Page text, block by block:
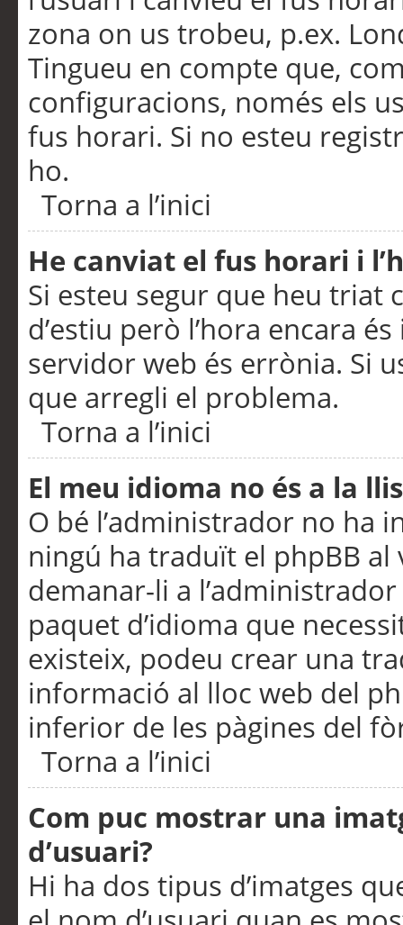
zona on us trobeu, p.ex.
Tingueu en compte que,
configuracions, només els
fus horari. Si no esteu
ho.
Torna a l’inici
He canviat el fus horari i
Si esteu segur que heu triat
d’estiu però l’hora encara
servidor web és errònia. Si
que arregli el problema.
Torna a l’inici
El meu idioma no és a la
O bé l’administrador no ha
ningú ha traduït el phpBB
demanar-li a
paquet d’idioma que
existeix, podeu crear una
informació al lloc web del
inferior de les pàgines del
Torna a l’inici
Com puc mostrar una
d’usuari?
Hi ha dos tipus d’imatges